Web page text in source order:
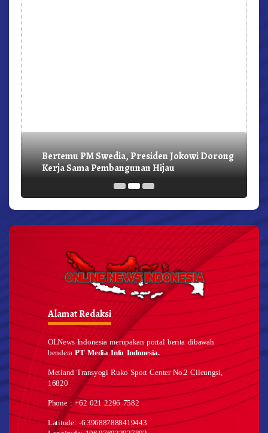
Bertemu PM Swedia, Presiden Jokowi Dorong
Kerja Sama Pembangunan Hijau
Alamat Redaksi
OLNews Indonesia merupakan portal berita dibawah
benderaPT Media Info Indonesia.
Metland Transyogi Ruko Sport Center No.2 Cileungsi,
16820
Phone : +62 021 2296 7582
Latitude: -6.396887888419443